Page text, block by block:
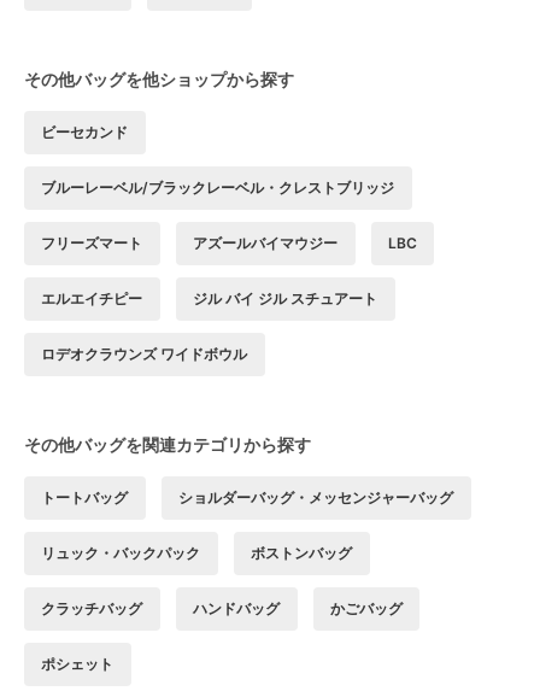
その他バッグを他ショップから探す
ビーセカンド
ブルーレーベル/ブラックレーベル・クレストブリッジ
フリーズマート アズールバイマウジー LBC
エルエイチピー ジル バイ ジル スチュアート
ロデオクラウンズ ワイドボウル
その他バッグを関連カテゴリから探す
トートバッグ ショルダーバッグ・メッセンジャーバッグ
リュック・バックパック ボストンバッグ
クラッチバッグ ハンドバッグ かごバッグ
ポシェット